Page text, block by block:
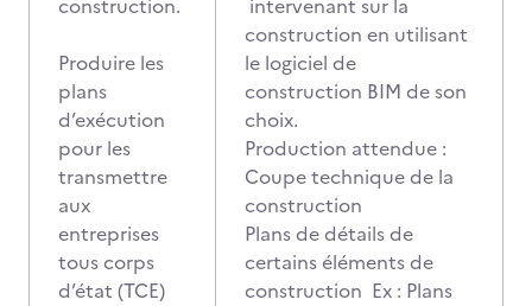
construction.
Produire les
plans
d’exécution
pour les
transmettre
aux
entreprises
tous corps
d’état (TCE)
intervenant sur la
construction en utilisant
le logiciel de
construction BIM de son
choix.
Production attendue :
Coupe technique de la
construction
Plans de détails de
certains éléments de
construction Ex : Plans